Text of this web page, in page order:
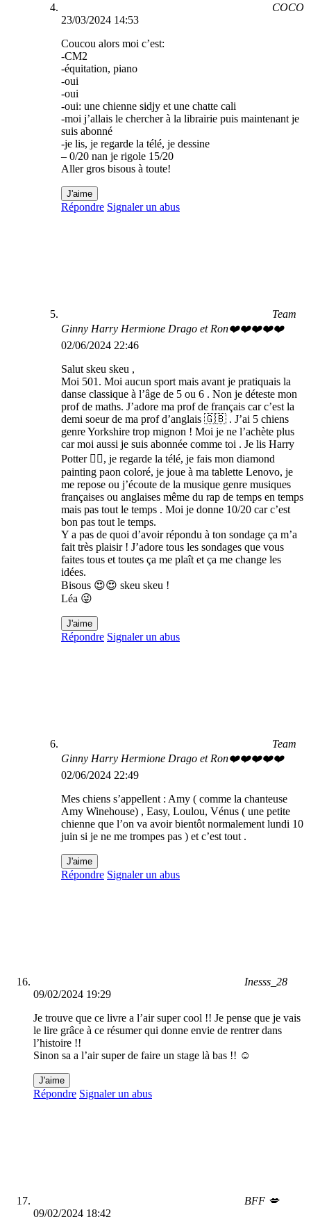
COCO
23/03/2024 14:53
Coucou alors moi c’est:
-CM2
-équitation, piano
-oui
-oui
-oui: une chienne sidjy et une chatte cali
-moi j’allais le chercher à la librairie puis maintenant je
suis abonné
-je lis, je regarde la télé, je dessine
– 0/20 nan je rigole 15/20
Aller gros bisous à toute!
J'aime
Répondre Signaler un abus
Team
Ginny Harry Hermione Drago et Ron❤️❤️❤️❤️❤️
02/06/2024 22:46
Salut skeu skeu ,
Moi 501. Moi aucun sport mais avant je pratiquais la
danse classique à l’âge de 5 ou 6 . Non je déteste mon
prof de maths. J’adore ma prof de français car c’est la
demi soeur de ma prof d’anglais 🇬🇧 . J’ai 5 chiens
genre Yorkshire trop mignon ! Moi je ne l’achète plus
car moi aussi je suis abonnée comme toi . Je lis Harry
Potter 🧙‍♂️, je regarde la télé, je fais mon diamond
painting paon coloré, je joue à ma tablette Lenovo, je
me repose ou j’écoute de la musique genre musiques
françaises ou anglaises même du rap de temps en temps
mais pas tout le temps . Moi je donne 10/20 car c’est
bon pas tout le temps.
Y a pas de quoi d’avoir répondu à ton sondage ça m’a
fait très plaisir ! J’adore tous les sondages que vous
faites tous et toutes ça me plaît et ça me change les
idées.
Bisous 😍😍 skeu skeu !
Léa 😜
J'aime
Répondre Signaler un abus
Team
Ginny Harry Hermione Drago et Ron❤️❤️❤️❤️❤️
02/06/2024 22:49
Mes chiens s’appellent : Amy ( comme la chanteuse
Amy Winehouse) , Easy, Loulou, Vénus ( une petite
chienne que l’on va avoir bientôt normalement lundi 10
juin si je ne me trompes pas ) et c’est tout .
J'aime
Répondre Signaler un abus
Inesss_28
09/02/2024 19:29
Je trouve que ce livre a l’air super cool !! Je pense que je vais
le lire grâce à ce résumer qui donne envie de rentrer dans
l’histoire !!
Sinon sa a l’air super de faire un stage là bas !! ☺️
J'aime
Répondre Signaler un abus
BFF 💋
09/02/2024 18:42